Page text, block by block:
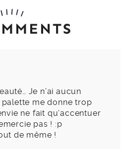
Je n’ai aucun
me donne trop
ne fait qu’accentuer
pas ! :p
de même !